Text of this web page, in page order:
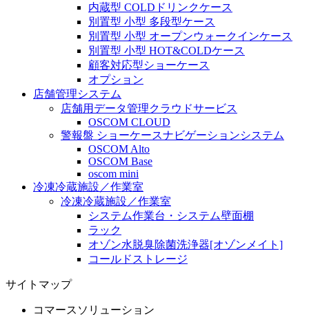
内蔵型 COLDドリンクケース
別置型 小型 多段型ケース
別置型 小型 オープンウォークインケース
別置型 小型 HOT&COLDケース
顧客対応型ショーケース
オプション
店舗管理システム
店舗用データ管理クラウドサービス
OSCOM CLOUD
警報盤 ショーケースナビゲーションシステム
OSCOM Alto
OSCOM Base
oscom mini
冷凍冷蔵施設／作業室
冷凍冷蔵施設／作業室
システム作業台・システム壁面棚
ラック
オゾン水脱臭除菌洗浄器[オゾンメイト]
コールドストレージ
サイトマップ
コマースソリューション